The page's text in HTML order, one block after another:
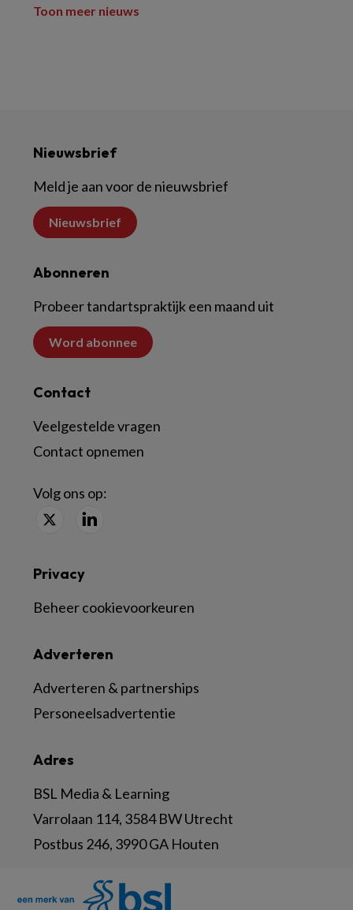
Toon meer nieuws
Nieuwsbrief
Meld je aan voor de nieuwsbrief
Nieuwsbrief
Abonneren
Probeer tandartspraktijk een maand uit
Word abonnee
Contact
Veelgestelde vragen
Contact opnemen
Volg ons op:
Adres
BSL Media & Learning
Varrolaan 114, 3584 BW Utrecht
Postbus 246, 3990 GA Houten
Adverteren
Adverteren & partnerships
Personeelsadvertentie
Privacy
Beheer cookievoorkeuren